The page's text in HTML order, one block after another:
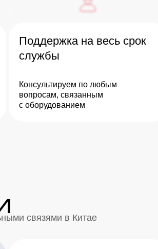
Поддержка на весь срок
службы
Консультируем по любым
вопросам, связанным
с оборудованием
связями в Китае